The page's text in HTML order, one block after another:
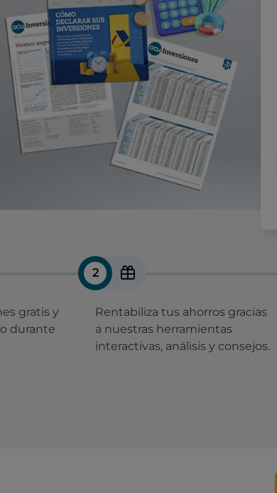
gratis y
durante
2
Rentabiliza tus ahorros gracias
a nuestras herramientas
interactivas, análisis y consejos.